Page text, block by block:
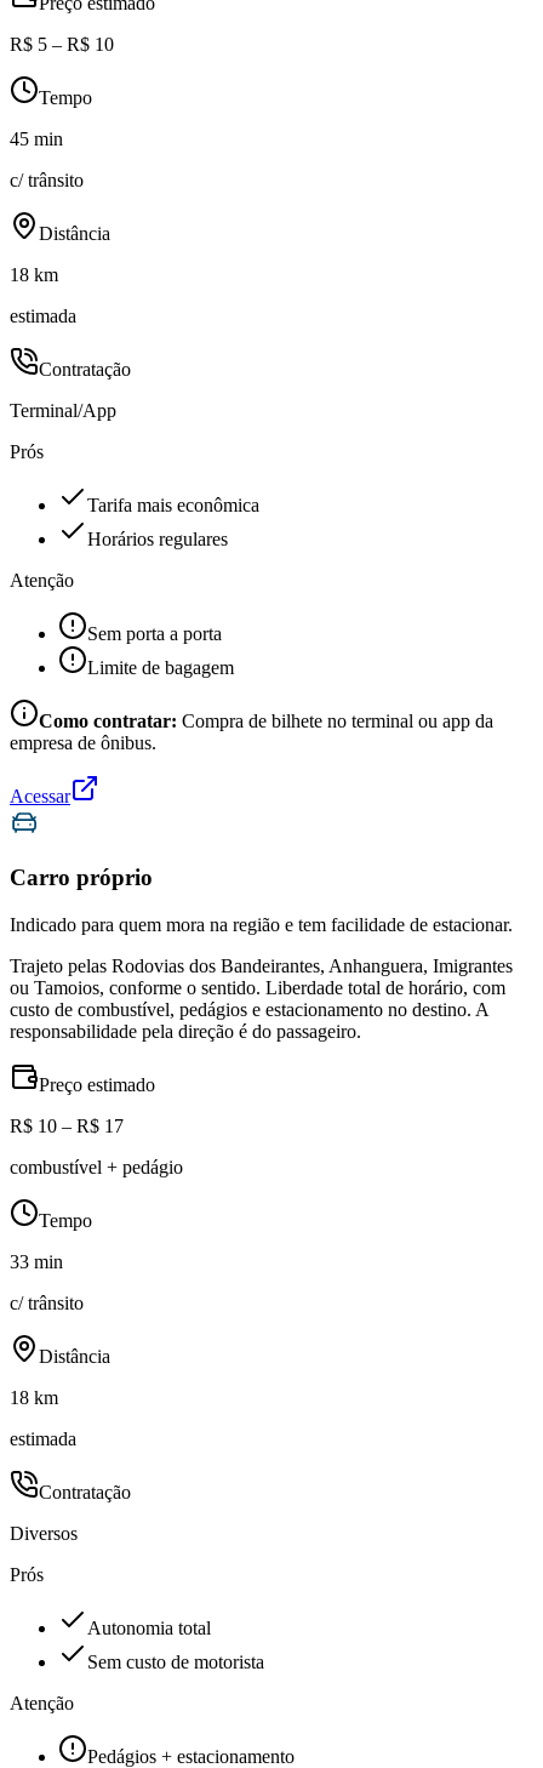
R$ 5 – R$ 10
Tempo
45 min
c/ trânsito
Distância
18 km
estimada
Contratação
Terminal/App
Prós
Tarifa mais econômica
Horários regulares
Atenção
Sem porta a porta
Limite de bagagem
Como contratar: Compra de bilhete no terminal ou app da
empresa de ônibus.
Acessar
Carro próprio
Indicado para quem mora na região e tem facilidade de estacionar.
Trajeto pelas Rodovias dos Bandeirantes, Anhanguera, Imigrantes
ou Tamoios, conforme o sentido. Liberdade total de horário, com
custo de combustível, pedágios e estacionamento no destino. A
responsabilidade pela direção é do passageiro.
Preço estimado
R$ 10 – R$ 17
combustível + pedágio
Tempo
33 min
c/ trânsito
Distância
18 km
estimada
Contratação
Diversos
Prós
Autonomia total
Sem custo de motorista
Atenção
Pedágios + estacionamento